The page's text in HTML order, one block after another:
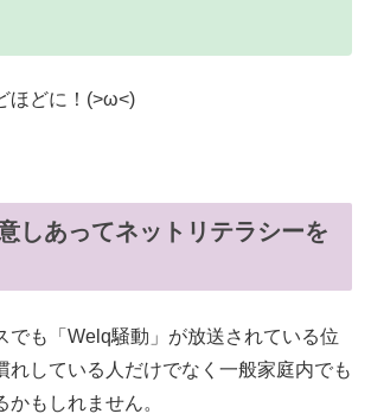
ほどに！(>ω<)
しあってネットリテラシーを
でも「Welq騒動」が放送されている位
れしている人だけでなく一般家庭内でも
もしれません。